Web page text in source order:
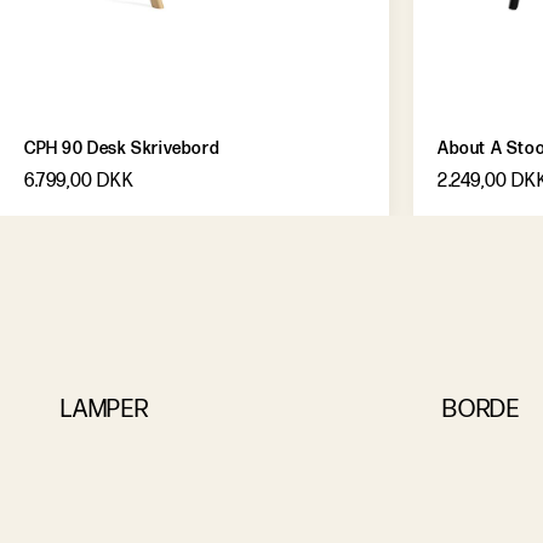
CPH 90 Desk Skrivebord
6.799,00 DKK
About A
2.249,00
LAMPER BORDE